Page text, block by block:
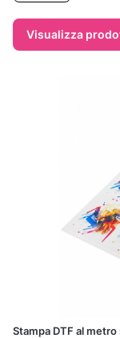
Visualizza
Stampa DTF al